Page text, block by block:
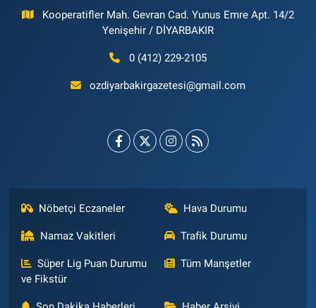
Kooperatifler Mah. Gevran Cad. Yunus Emre Apt. 14/2
Yenişehir / DİYARBAKIR
0 (412) 229-2105
ozdiyarbakirgazetesi@gmail.com
Nöbetçi Eczaneler Hava Durumu
Namaz Vakitleri Trafik Durumu
Süper Lig Puan Durumu
ve Fikstür
Tüm Manşetler